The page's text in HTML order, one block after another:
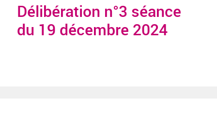
Délibération n°3 séance
du 19 décembre 2024